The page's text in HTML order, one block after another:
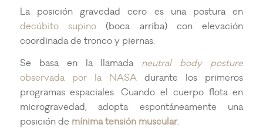
La posición gravedad cero es una postura en
decúbito supino(boca arriba) con elevación
coordinada de tronco y piernas.
Se basa en la llamada neutral body posture
observada por la NASA durante los primeros
programas espaciales. Cuando el cuerpo flota en
microgravedad, adopta espontáneamente una
posición de mínima tensión muscular.